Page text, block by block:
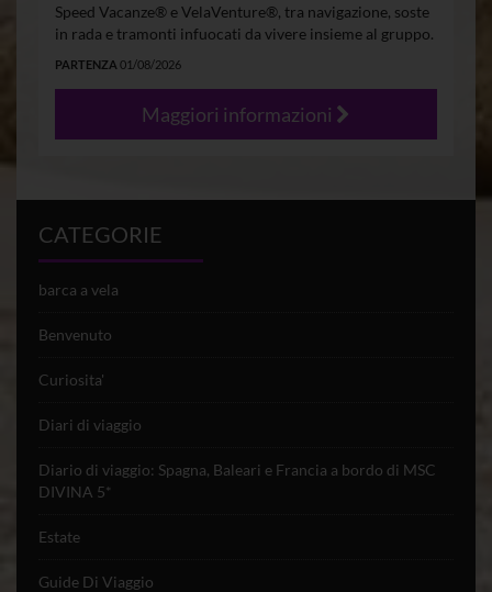
Speed Vacanze® e VelaVenture®, tra navigazione, soste
in rada e tramonti infuocati da vivere insieme al gruppo.
PARTENZA 01/08/2026
Maggiori informazioni
CATEGORIE
barca a vela
Benvenuto
Curiosita'
Diari di viaggio
Diario di viaggio: Spagna, Baleari e Francia a bordo di MSC
DIVINA 5*
Estate
Guide Di Viaggio